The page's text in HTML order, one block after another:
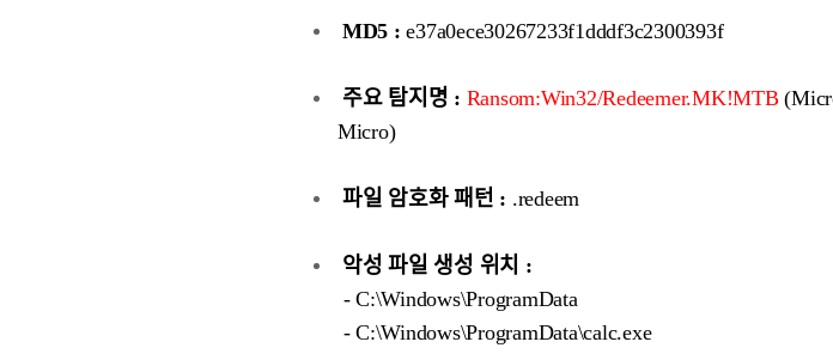
MD5 :e37a0ece30267233f1dddf3c2300393f
주요 탐지명 : Ransom:Win32/Redeemer.MK!MTB
Micro)
파일 암호화 패턴 : .redeem
악성 파일 생성 위치 :
- C:\Windows\ProgramData
- C:\Windows\ProgramData\calc.exe